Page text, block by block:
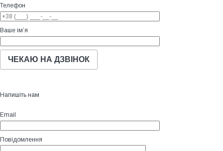
Телефон
Ваше ім’я
Напишіть нам
Email
Повідомлення